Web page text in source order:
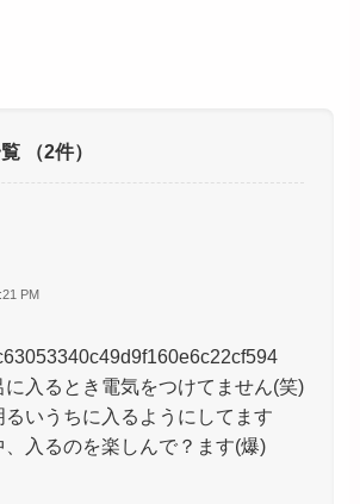
（2件）
PM
入るとき電気をつけてません(笑)
るいうちに入るようにしてます
、入るのを楽しんで？ます(爆)